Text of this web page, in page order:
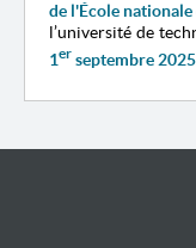
de l'École
l’université de
1er septembre 2025